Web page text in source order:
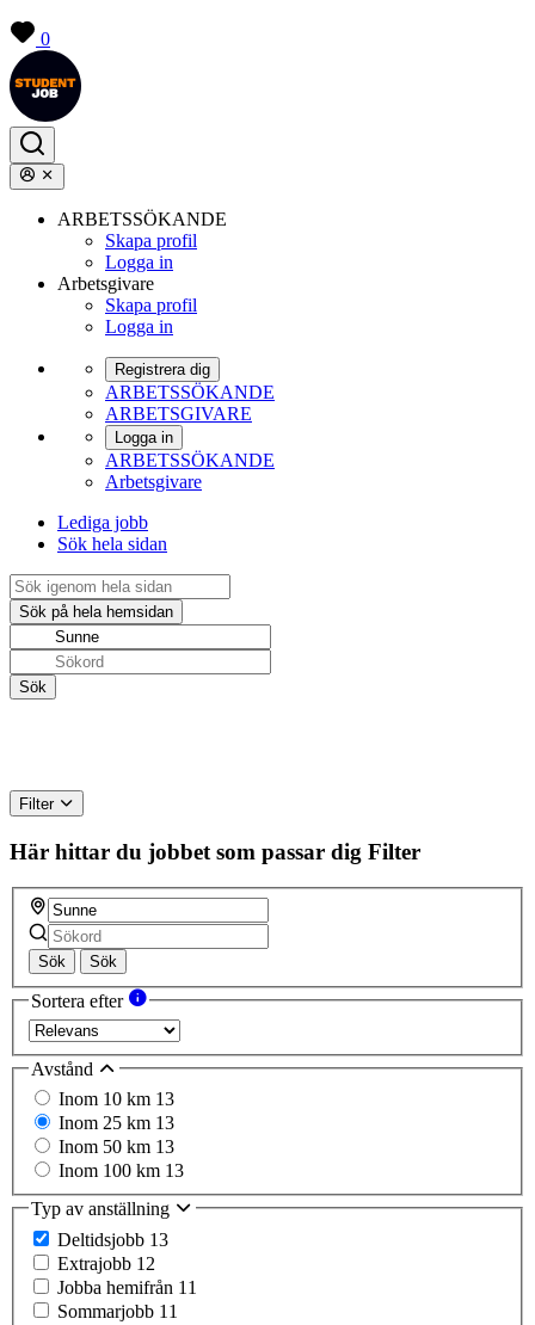
0
ARBETSSÖKANDE
Skapa profil
Logga in
Arbetsgivare
Skapa profil
Logga in
Registrera dig
ARBETSSÖKANDE
ARBETSGIVARE
Logga in
ARBETSSÖKANDE
Arbetsgivare
Lediga jobb
Sök hela sidan
Filter
Här hittar du jobbet som passar dig Filter
Sök Sök
Sortera efter
Avstånd
Inom 10 km 13
Inom 25 km 13
Inom 50 km 13
Inom 100 km 13
Typ av anställning
Deltidsjobb 13
Extrajobb 12
Jobba hemifrån 11
Sommarjobb 11